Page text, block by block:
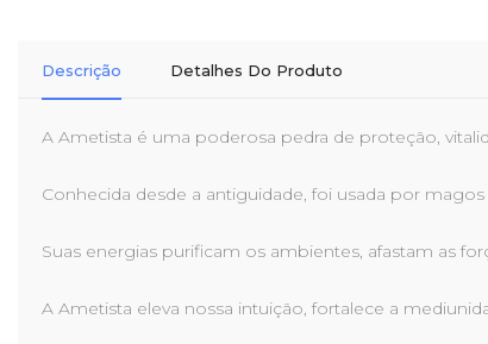
Descrição Detalhes Do Produto
A Ametista é uma poderosa pedra de proteção,
Conhecida desde a antiguidade, foi usada por
Suas energias purificam os ambientes, afastam as
A Ametista eleva nossa intuição, fortalece a